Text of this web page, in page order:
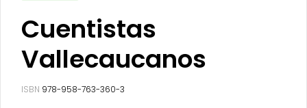
Cuentistas
Vallecaucanos
ISBN 978-958-763-360-3